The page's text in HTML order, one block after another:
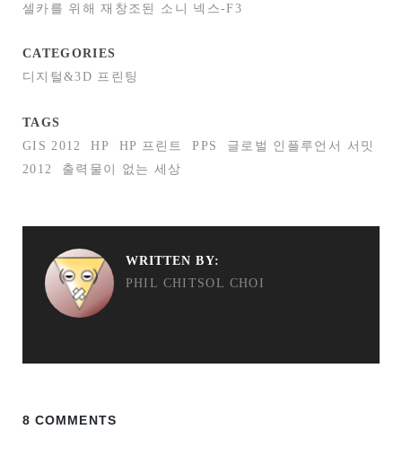
셀카를 위해 재창조된 소니 넥스-F3
CATEGORIES
디지털&3D 프린팅
TAGS
GIS 2012
HP HP 프린트 PPS
글로벌 인플루언서 서밋
2012
출력물이 없는 세상
WRITTEN BY:
PHIL CHITSOL CHOI
8 COMMENTS